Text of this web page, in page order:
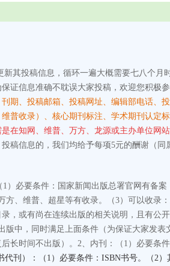
其投稿信息，循环一遍大概需要七八个月
证信息准确不耽误大家投稿，欢迎您积极
刊期、投稿邮箱、投稿网址、编辑部电话、
普收录）、核心期刊标注、学术期刊认定标
在知网、维普、万方、龙源或主办单位网
投稿信息的，我们均给予每项5元的酬谢（同
1）必要条件：国家新闻出版总署官网有备案
方、维普、超星等有收录。
（3）可以收录
，或有尚在连续出版的相关说明，且有公
版中，同时满足上面条件（为保证大家发表
长时间不出版）。 2、内刊：
（1）必要条
代刊）：（1）必要条件：ISBN书号。（2）